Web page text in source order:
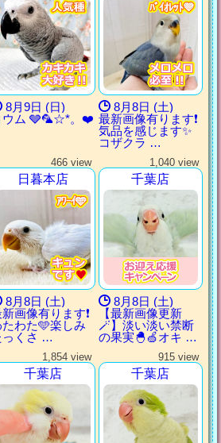
8月9日 (日)
ウム 🩶🦜‬☆*。❤️
ﾊﾞｲｵﾚｯﾄ💜
ﾊﾞｲｵﾚｯﾄ💜
ﾊﾞｲｵﾚｯﾄ💜
ﾊﾞｲｵﾚｯﾄ💜
8月8日 (土)
最新画像有ります❗️
気品を感じます✨
コザクラ …
466 view
日暮本店
ｱﾜｰｲ🩵
ｱﾜｰｲ🩵
ｱﾜｰｲ🩵
ｱﾜｰｲ🩵
8月8日 (土)
画像有ります❗️
たわた🩵楽しみ
っくさ …
1,040 view
千葉店
8月8日 (土)
【最新画像更新
🪄】淡い淡い禁断
の果実🐣🍏オキ …
1,854 view
千葉店
915 view
千葉店